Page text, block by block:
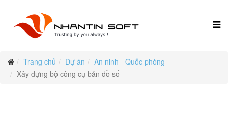
Trang chủ Dự án
An ninh - Quốc phòng
Xây dựng bộ công cụ bản đồ số